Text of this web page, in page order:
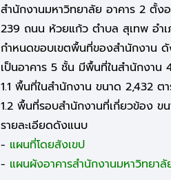
สำนักงานมหาวิทยาลัย อาคาร 2 ตั้ง
239 ถนน ห้วยแก้ว ตำบล สุเทพ อำ
กำหนดขอบเขตพื้นที่ของสำนักงาน
เป็นอาคาร 5 ชั้น มีพื้นที่ในสำนักงาน
1.1 พื้นที่ในสำนักงาน ขนาด 2,432 ตา
1.2 พื้นที่รอบสำนักงานที่เกี่ยวข้อง ข
รายละเอียดดังแนบ
- แผนที่โดยสังเขป
- แผนผังอาคารสำนักงานมหาวิทยา